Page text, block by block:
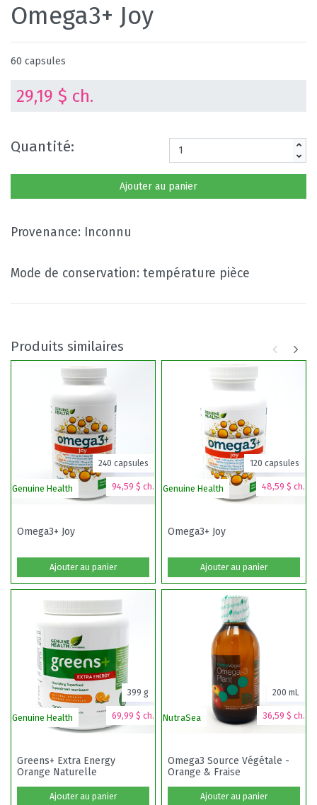
Omega3+ Joy
60 capsules
29,19 $ ch.
Quantité:
Ajouter au panier
Provenance: Inconnu
Mode de conservation: température pièce
Produits similaires
Genuine Health 94,59 $ ch.
240 capsules
Omega3+ Joy
Ajouter au panier
Genuine Health 48,59 $ ch.
120 capsules
Omega3+ Joy
Ajouter au panier
Genuine Health 69,99 $ ch.
399 g
Greens+ Extra Energy
Orange Naturelle
Ajouter au panier
NutraSea 36,59 $ ch.
200 mL
Omega3 Source Végétale -
Orange & Fraise
Ajouter au panier